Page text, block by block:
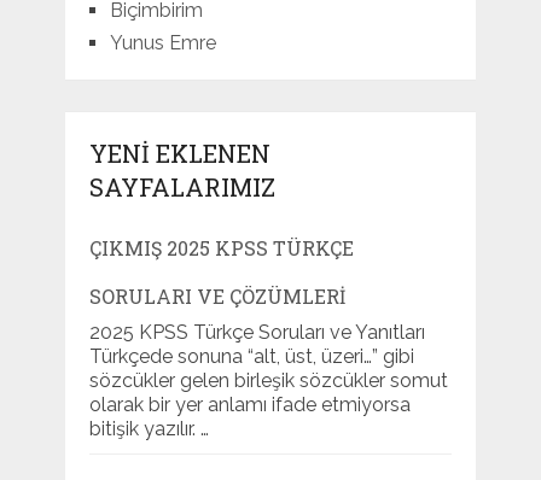
Biçimbirim
Yunus Emre
YENI EKLENEN
SAYFALARIMIZ
ÇIKMIŞ 2025 KPSS TÜRKÇE
SORULARI VE ÇÖZÜMLERI
2025 KPSS Türkçe Soruları ve Yanıtları
Türkçede sonuna “alt, üst, üzeri…” gibi
sözcükler gelen birleşik sözcükler somut
olarak bir yer anlamı ifade etmiyorsa
bitişik yazılır. …